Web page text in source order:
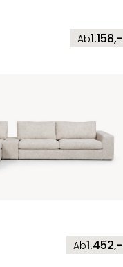
Ab1.158,-
Ab1.452,-